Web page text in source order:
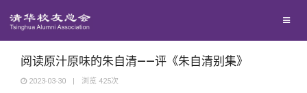
西南联大校友会
义工计划
新媒体平台
青春风采
阅读原汁原味的朱自清——评《朱自清别集》
2023-03-30 | 浏览 425次